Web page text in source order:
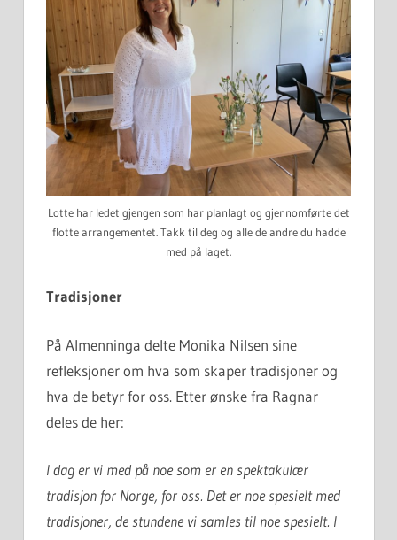
Lotte har ledet gjengen som har planlagt og gjennomførte det
flotte arrangementet. Takk til deg og alle de andre du hadde
med på laget.
Tradisjoner
På Almenninga delte Monika Nilsen sine
refleksjoner om hva som skaper tradisjoner og
hva de betyr for oss. Etter ønske fra Ragnar
deles de her:
I dag er vi med på noe som er en spektakulær
tradisjon for Norge, for oss. Det er noe spesielt med
tradisjoner, de stundene vi samles til noe spesielt. I